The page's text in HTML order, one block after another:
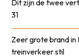
Dit zijn de twee
31
Zeer grote brand in
treinverkeer stil